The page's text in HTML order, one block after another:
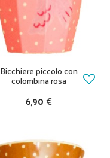
Bicchiere piccolo con
colombina rosa
6,90 €